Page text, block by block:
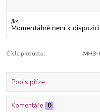
/ks
Momentálně není k dispozici
Číslo produktu: MH3-
Popis příze
Komentáře 0